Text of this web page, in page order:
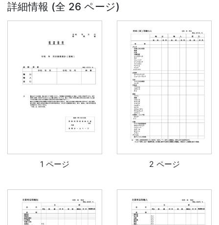
詳細情報 (全 26 ページ)
1 ページ 2 ページ